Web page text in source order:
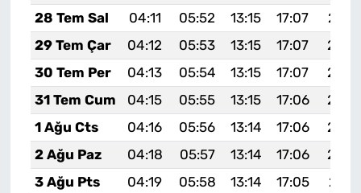
28 Tem Sal
04:11 05:52 13:15 17:07
29 Tem Çar
04:12 05:53 13:15 17:07
30 Tem Per
04:13 05:54 13:15 17:07
31 Tem Cum
04:15 05:55 13:15 17:06
1 Ağu Cts
04:16 05:56 13:14 17:06
2 Ağu Paz
04:18 05:57 13:14 17:06
3 Ağu Pts
04:19 05:58 13:14 17:05